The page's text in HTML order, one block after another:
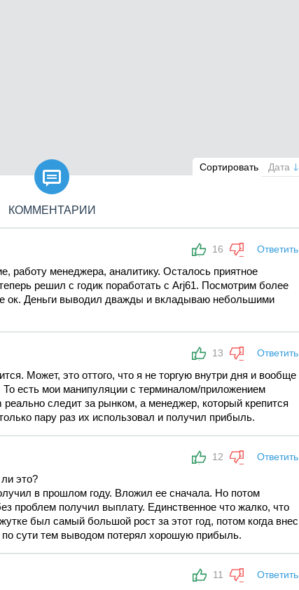
Сортировать Дата

КОММЕНТАРИИ
16 Ответить
работу менеджера, аналитику. Осталось приятное
решил с годик поработать с Arj61. Посмотрим более
ок. Деньги выводил дважды и вкладываю небольшими
13 Ответить
Может, это оттого, что я не торгую внутри дня и вообще
То есть мои манипуляции с терминалом/приложением
следит за рынком, а менеджер, который крепится
пару раз их использовал и получил прибыль.
12 Ответить
это?
в прошлом году. Вложил ее сначала. Но потом
проблем получил выплату. Единственное что жалко, что
был самый большой рост за этот год, потом когда внес
сути тем выводом потерял хорошую прибыль.
11 Ответить